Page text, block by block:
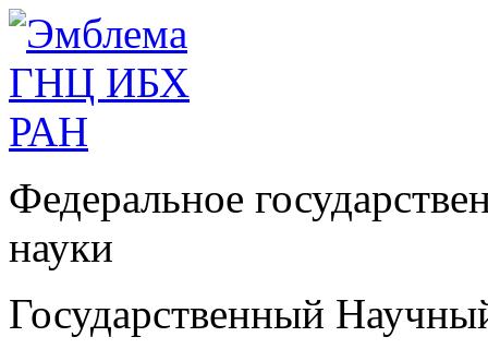
Федеральное
науки
Государственный